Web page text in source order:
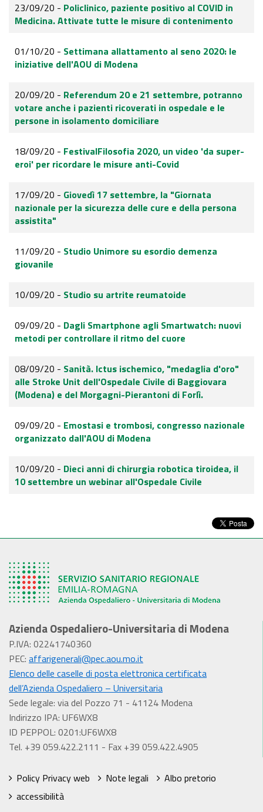
23/09/20 - Policlinico, paziente positivo al COVID in
Medicina. Attivate tutte le misure di contenimento
01/10/20 - Settimana allattamento al seno 2020: le
iniziative dell'AOU di Modena
20/09/20 - Referendum 20 e 21 settembre, potranno
votare anche i pazienti ricoverati in ospedale e le
persone in isolamento domiciliare
18/09/20 - FestivalFilosofia 2020, un video 'da super-
eroi' per ricordare le misure anti-Covid
17/09/20 - Giovedì 17 settembre, la "Giornata
nazionale per la sicurezza delle cure e della persona
assistita"
11/09/20 - Studio Unimore su esordio demenza
giovanile
10/09/20 - Studio su artrite reumatoide
09/09/20 - Dagli Smartphone agli Smartwatch: nuovi
metodi per controllare il ritmo del cuore
08/09/20 - Sanità. Ictus ischemico, "medaglia d'oro"
alle Stroke Unit dell'Ospedale Civile di Baggiovara
(Modena) e del Morgagni-Pierantoni di Forlì.
09/09/20 - Emostasi e trombosi, congresso nazionale
organizzato dall'AOU di Modena
10/09/20 - Dieci anni di chirurgia robotica tiroidea, il
10 settembre un webinar all'Ospedale Civile
Azienda Ospedaliero-Universitaria di Modena
P.IVA: 02241740360
PEC: affarigenerali@pec.aou.mo.it
Elenco delle caselle di posta elettronica certificata
dell’Azienda Ospedaliero – Universitaria
Sede legale: via del Pozzo 71 - 41124 Modena
Indirizzo IPA: UF6WX8
ID PEPPOL: 0201:UF6WX8
Tel. +39 059.422.2111 - Fax +39 059.422.4905
Policy Privacy web Note legali
Albo pretorio
accessibilità